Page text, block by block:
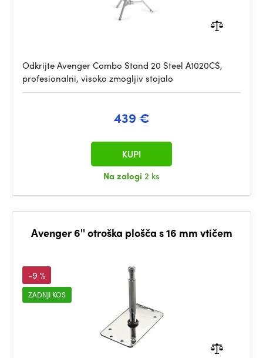
Odkrijte Avenger Combo Stand 20 Steel A1020CS,
profesionalni, visoko zmogljiv stojalo
439 €
Na zalogi 2 ks
KUPI
Avenger 6'' otroška plošča s 16 mm vtičem
-9 %
ZADNJI KOS